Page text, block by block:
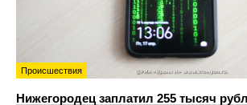
Происшествия
Нижегородец заплатил 255 тысяч